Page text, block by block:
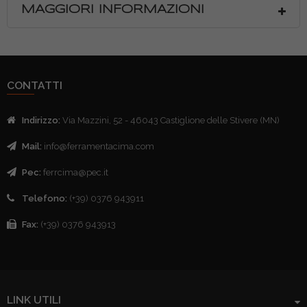
MAGGIORI INFORMAZIONI
CONTATTI
Indirizzo: Via Mazzini, 52 - 46043 Castiglione delle Stivere (MN)
Mail: info@ferramentacima.com
Pec: ferrcima@pec.it
Telefono: (+39) 0376 943911
Fax: (+39) 0376 943913
LINK UTILI